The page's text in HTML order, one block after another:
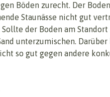
Böden zurecht. Der
Staunässe nicht gut
der Boden am
unterzumischen.
so gut gegen andere